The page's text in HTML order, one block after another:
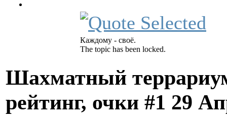
Каждому - своё.
The topic has been locked.
Шахматный
рейтинг, очки #1 29